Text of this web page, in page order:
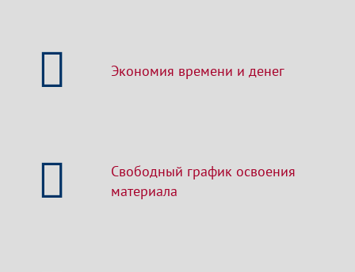
Экономия времени и денег
Свободный график освоения
материала